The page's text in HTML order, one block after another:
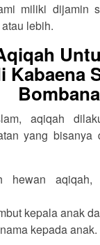
miliki dijamin
lebih.
Kabaena
Bombana
aqiqah
yang bisanya
hewan
kepala anak
kepada anak.